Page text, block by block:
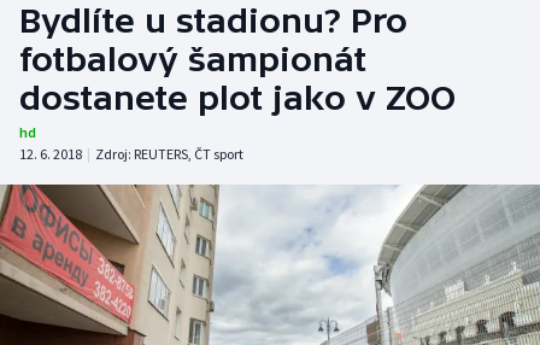
Hokej
Tenis
Atletika
Cyklistika
DALŠÍ SPORTY
Americký fotbal
NEPŘEHLÉDNĚTE
Bydlíte u stadionu? Pro
fotbalový šampionát
dostanete plot jako v ZOO
hd
12. 6. 2018 | Zdroj: REUTERS, ČT sport